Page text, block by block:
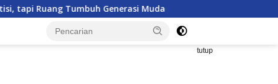
Generasi Muda
Wakapolri Kukuhkan Pengurus KBPP
tutup